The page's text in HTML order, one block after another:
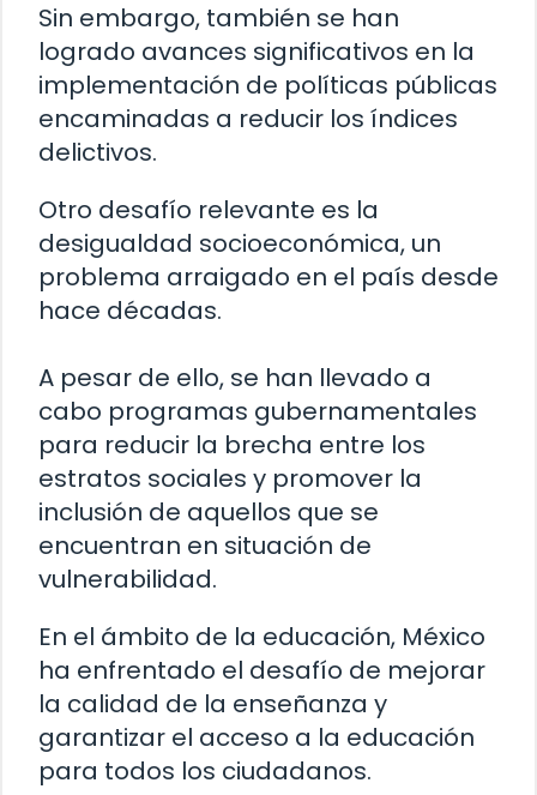
Sin embargo, también se han
logrado avances significativos en la
implementación de políticas públicas
encaminadas a reducir los índices
delictivos.
Otro desafío relevante es la
desigualdad socioeconómica, un
problema arraigado en el país desde
hace décadas.
A pesar de ello, se han llevado a
cabo programas gubernamentales
para reducir la brecha entre los
estratos sociales y promover la
inclusión de aquellos que se
encuentran en situación de
vulnerabilidad.
En el ámbito de la educación, México
ha enfrentado el desafío de mejorar
la calidad de la enseñanza y
garantizar el acceso a la educación
para todos los ciudadanos.